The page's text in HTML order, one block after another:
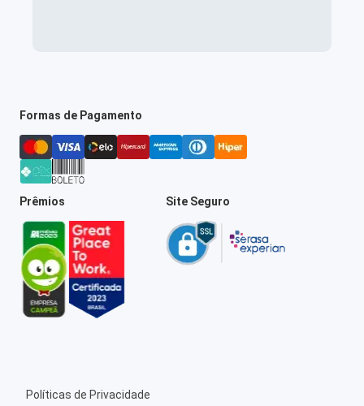
Formas de Pagamento
Prêmios Site Seguro
Políticas de Privacidade